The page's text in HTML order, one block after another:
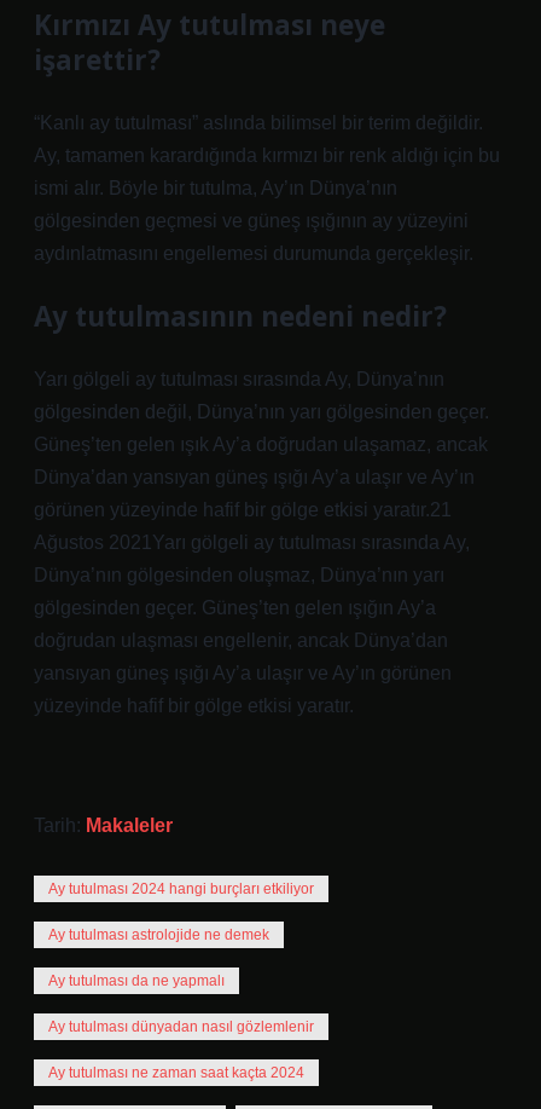
Kırmızı Ay tutulması neye
işarettir?
“Kanlı ay tutulması” aslında bilimsel bir terim değildir.
Ay, tamamen karardığında kırmızı bir renk aldığı için bu
ismi alır. Böyle bir tutulma, Ay’ın Dünya’nın
gölgesinden geçmesi ve güneş ışığının ay yüzeyini
aydınlatmasını engellemesi durumunda gerçekleşir.
Ay tutulmasının nedeni nedir?
Yarı gölgeli ay tutulması sırasında Ay, Dünya’nın
gölgesinden değil, Dünya’nın yarı gölgesinden geçer.
Güneş’ten gelen ışık Ay’a doğrudan ulaşamaz, ancak
Dünya’dan yansıyan güneş ışığı Ay’a ulaşır ve Ay’ın
görünen yüzeyinde hafif bir gölge etkisi yaratır.21
Ağustos 2021Yarı gölgeli ay tutulması sırasında Ay,
Dünya’nın gölgesinden oluşmaz, Dünya’nın yarı
gölgesinden geçer. Güneş’ten gelen ışığın Ay’a
doğrudan ulaşması engellenir, ancak Dünya’dan
yansıyan güneş ışığı Ay’a ulaşır ve Ay’ın görünen
yüzeyinde hafif bir gölge etkisi yaratır.
Tarih: Makaleler
Ay tutulması 2024 hangi burçları etkiliyor
Ay tutulması astrolojide ne demek
Ay tutulması da ne yapmalı
Ay tutulması dünyadan nasıl gözlemlenir
Ay tutulması ne zaman saat kaçta 2024